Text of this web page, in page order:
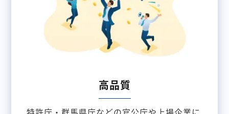
高品質